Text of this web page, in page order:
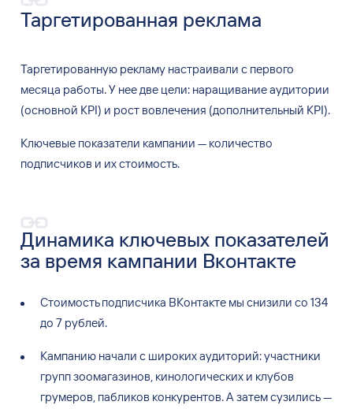
Таргетированная реклама
Таргетированную рекламу настраивали с первого
месяца работы. У нее две цели: наращивание аудитории
(основной KPI) и рост вовлечения (дополнительный KPI).
Ключевые показатели кампании — количество
подписчиков и ихстоимость.
Динамика ключевых показателей
за время кампании Вконтакте
Стоимость подписчика ВКонтакте мы снизили со 134
до 7 рублей.
Кампанию начали с широких аудиторий: участники
групп зоомагазинов, кинологических и клубов
грумеров, пабликов конкурентов. Азатем сузились—